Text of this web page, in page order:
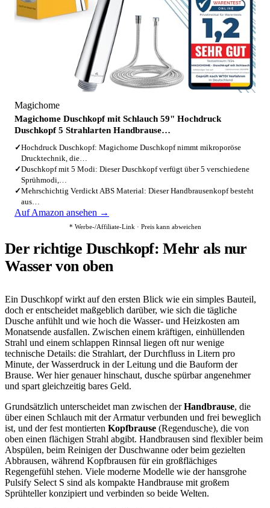
Magichome
Magichome Duschkopf mit Schlauch 59" Hochdruck
Duschkopf 5 Strahlarten Handbrause…
✓Hochdruck Duschkopf: Magichome Duschkopf nimmt mikroporöse
Drucktechnik, die…
✓Duschkopf mit 5 Modi: Dieser Duschkopf verfügt über 5 verschiedene
Sprühmodi,…
✓Mehrschichtig Verdickt ABS Material: Dieser Handbrausenkopf besteht
aus…
Auf Amazon ansehen →
* Werbe-/Affiliate-Link · Preis kann abweichen
Der richtige Duschkopf: Mehr als nur
Wasser von oben
Ein Duschkopf wirkt auf den ersten Blick wie ein simples Bauteil,
doch er entscheidet maßgeblich darüber, wie sich die tägliche
Dusche anfühlt und wie hoch die Wasser- und Heizkosten am
Monatsende ausfallen. Zwischen einem kräftigen, einhüllenden
Strahl und einem schlappen Rinnsal liegen oft nur wenige
technische Details: die Strahlart, der Durchfluss in Litern pro
Minute, der Wasserdruck in der Leitung und die Bauform der
Brause. Wer hier genauer hinschaut, dusche spürbar angenehmer
und spart gleichzeitig bares Geld.
Grundsätzlich unterscheidet man zwischen derHandbrause, die
über einen Schlauch mit der Armatur verbunden und frei beweglich
ist, und der fest montierten Kopfbrause (Regendusche), die von
oben einen flächigen Strahl abgibt. Handbrausen sind flexibler beim
Abspülen, beim Reinigen der Duschwanne oder beim gezielten
Abbrausen, während Kopfbrausen für ein großflächiges
Regengefühl stehen. Viele moderne Modelle wie der hansgrohe
Pulsify Select S sind als kompakte Handbrause mit großem
Sprühteller konzipiert und verbinden so beide Welten.